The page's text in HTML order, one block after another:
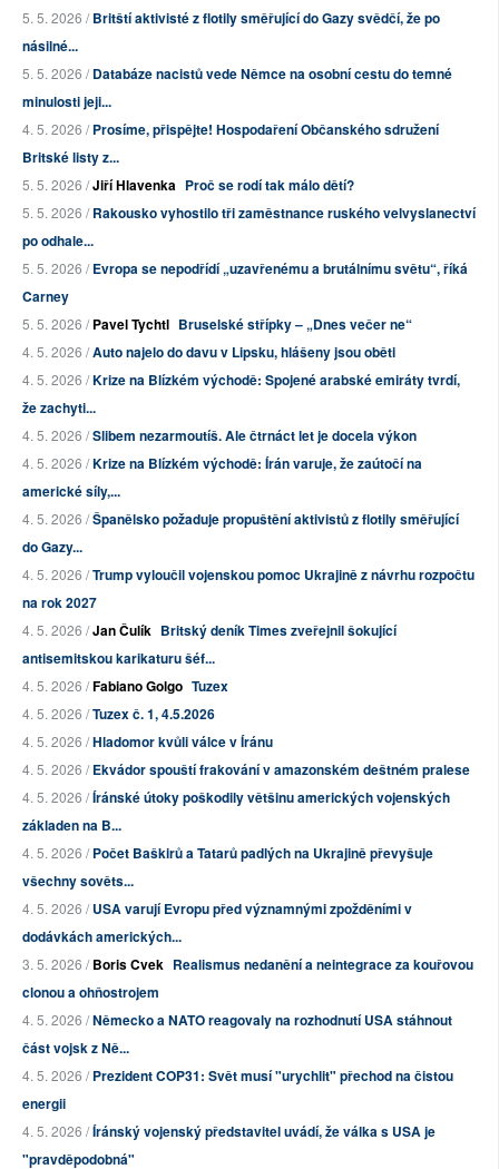
5. 5. 2026 /Britští aktivisté z flotily směřující do Gazy svědčí, že po
násilné...
5. 5. 2026 /Databáze nacistů vede Němce na osobní cestu do temné
minulosti jeji...
4. 5. 2026 /Prosíme, přispějte! Hospodaření Občanského sdružení
Britské listy z...
5. 5. 2026 /Jiří Hlavenka Proč se rodí tak málo dětí?
5. 5. 2026 /Rakousko vyhostilo tři zaměstnance ruského velvyslanectví
po odhale...
5. 5. 2026 /Evropa se nepodřídí „uzavřenému a brutálnímu světu“, říká
Carney
5. 5. 2026 /Pavel Tychtl Bruselské střípky – „Dnes večer ne“
4. 5. 2026 /Auto najelo do davu v Lipsku, hlášeny jsou oběti
4. 5. 2026 /Krize na Blízkém východě: Spojené arabské emiráty tvrdí,
že zachyti...
4. 5. 2026 /Slibem nezarmoutíš. Ale čtrnáct let je docela výkon
4. 5. 2026 /Krize na Blízkém východě: Írán varuje, že zaútočí na
americké síly,...
4. 5. 2026 /Španělsko požaduje propuštění aktivistů z flotily směřující
do Gazy...
4. 5. 2026 /Trump vyloučil vojenskou pomoc Ukrajině z návrhu rozpočtu
na rok 2027
4. 5. 2026 /Jan Čulík Britský deník Times zveřejnil šokující
antisemitskou karikaturu šéf...
4. 5. 2026 /Fabiano Golgo Tuzex
4. 5. 2026 /Tuzex č. 1, 4.5.2026
4. 5. 2026 /Hladomor kvůli válce v Íránu
4. 5. 2026 /Ekvádor spouští frakování v amazonském deštném pralese
4. 5. 2026 /Íránské útoky poškodily většinu amerických vojenských
základen na B...
4. 5. 2026 /Počet Baškirů a Tatarů padlých na Ukrajině převyšuje
všechny sověts...
4. 5. 2026 /USA varují Evropu před významnými zpožděními v
dodávkách amerických...
3. 5. 2026 /Boris Cvek Realismus nedanění a neintegrace za kouřovou
clonou a ohňostrojem
4. 5. 2026 /Německo a NATO reagovaly na rozhodnutí USA stáhnout
část vojsk z Ně...
4. 5. 2026 /Prezident COP31: Svět musí "urychlit" přechod na čistou
energii
4. 5. 2026 /Íránský vojenský představitel uvádí, že válka s USA je
"pravděpodobná"